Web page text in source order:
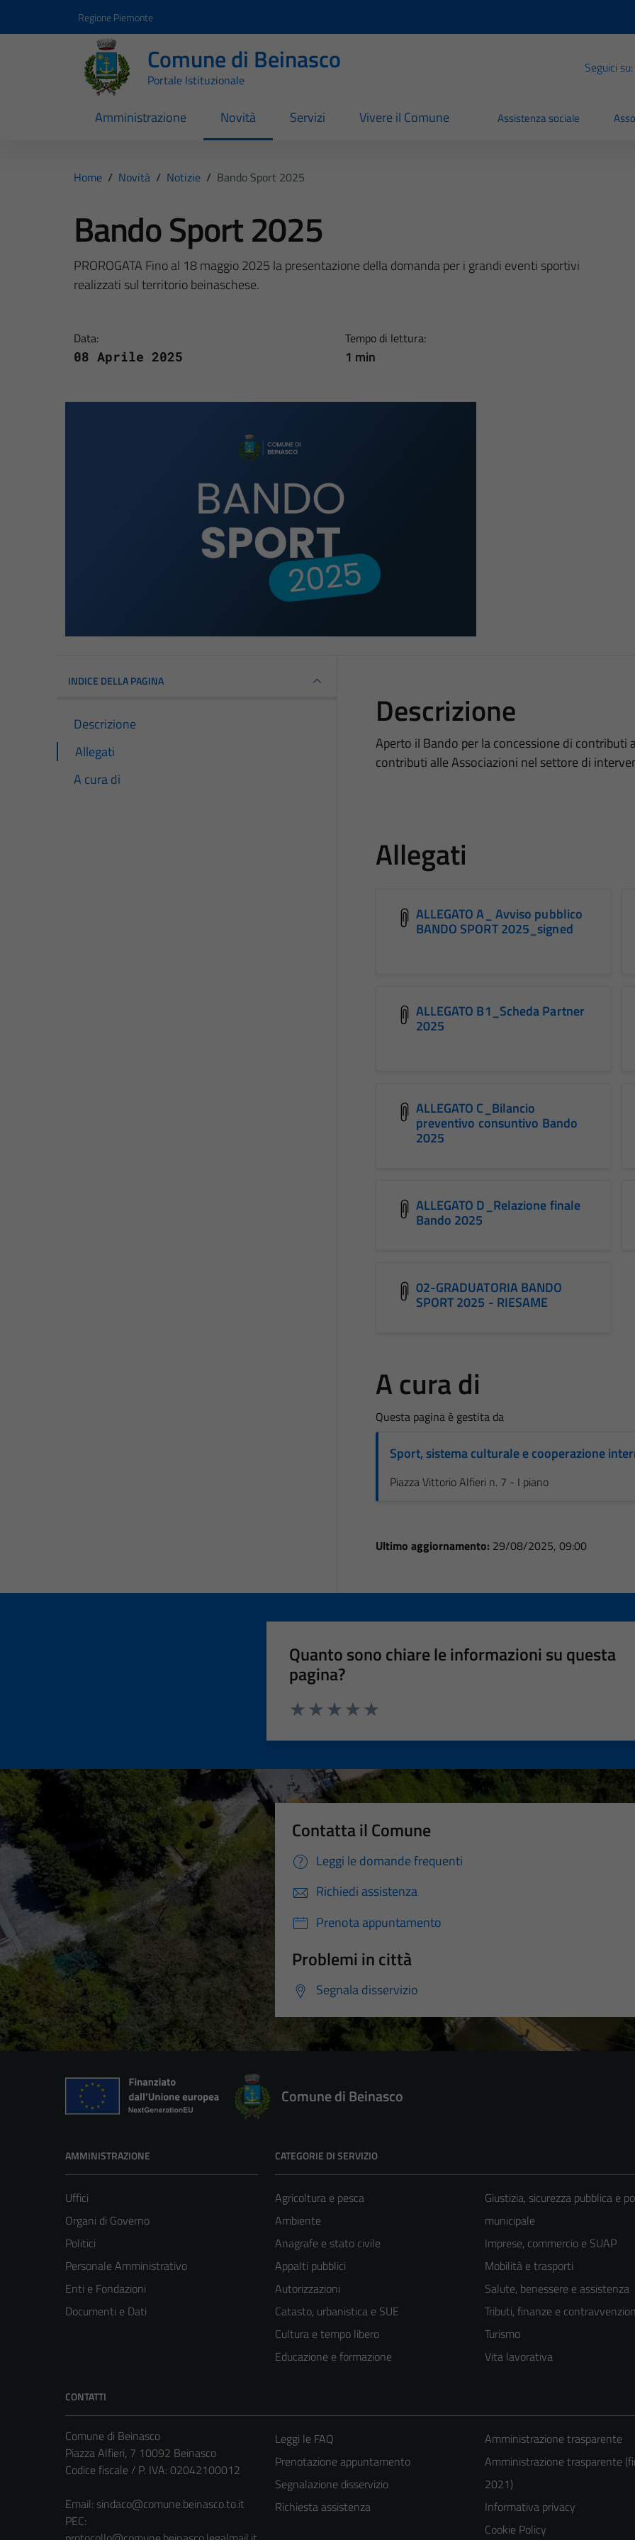
Regione Piemonte
Comune di Beinasco
Portale Istituzionale
Seguici su:
Amministrazione Novità Servizi Vivere il Comune Assistenza sociale
Home / Novità / Notizie / Bando Sport 2025
Bando Sport 2025
PROROGATA Fino al 18 maggio 2025 la presentazione della domanda per i grandi eventi sportivi
realizzati sul territorio beinaschese.
Data:
08 Aprile 2025
Tempo di lettura:
1 min
INDICE DELLA PAGINA
Descrizione
Allegati
A cura di
Descrizione
Aperto il Bando per la concessione di contributi
contributi alle Associazioni nel settore di
Allegati
ALLEGATO A_ Avviso pubblico
BANDO SPORT 2025_signed
ALLEGATO B1_Scheda Partner
2025
ALLEGATO C_Bilancio
preventivo consuntivo Bando
2025
ALLEGATO D_Relazione finale
Bando 2025
02-GRADUATORIA BANDO
SPORT 2025 - RIESAME
A cura di
Questa pagina è gestita da
Sport, sistema culturale e cooperazione
Piazza Vittorio Alfieri n. 7 - I piano
Ultimo aggiornamento: 29/08/2025, 09:00
Quanto sono chiare le informazioni su questa
pagina?
Contatta il Comune
Leggi le domande frequenti
Richiedi assistenza
Prenota appuntamento
Problemi in città
Segnala disservizio
Comune di Beinasco
AMMINISTRAZIONE
Uffici
Organi di Governo
Politici
Personale Amministrativo
Enti e Fondazioni
Documenti e Dati
CATEGORIE DI SERVIZIO
Agricoltura e pesca
Ambiente
Anagrafe e stato civile
Appalti pubblici
Autorizzazioni
Catasto, urbanistica e SUE
Cultura e tempo libero
Educazione e formazione
Giustizia, sicurezza pubblica e
municipale
Imprese, commercio e SUAP
Mobilità e trasporti
Salute, benessere e assistenza
Tributi, finanze e
Turismo
Vita lavorativa
CONTATTI
Comune di Beinasco
Piazza Alfieri, 7 10092 Beinasco
Codice fiscale / P. IVA: 02042100012
Email: sindaco@comune.beinasco.to.it
PEC:
Leggi le FAQ
Prenotazione appuntamento
Segnalazione disservizio
Richiesta assistenza
Amministrazione trasparente
Amministrazione trasparente
2021)
Informativa privacy
Cookie Policy
Tecnici
Questi cookie
sono necessari
per il